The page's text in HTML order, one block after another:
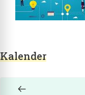
Kalender